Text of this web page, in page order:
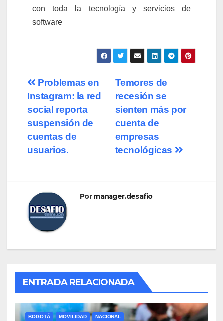
con toda la tecnología y servicios de
software
Temores de
recesión se
sienten más por
cuenta de
empresas
tecnológicas
Problemas en
Instagram: la red
social reporta
suspensión de
cuentas de
usuarios.
Pormanager.desafio
ENTRADA RELACIONADA
BOGOTÁ MOVILIDAD NACIONAL